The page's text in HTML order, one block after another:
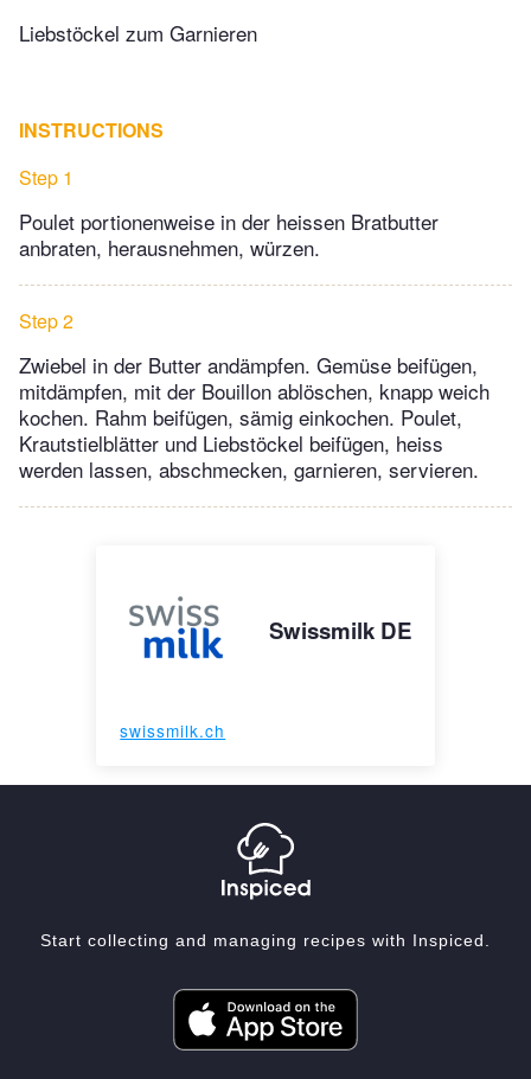
Liebstöckel zum Garnieren
INSTRUCTIONS
Step 1
Poulet portionenweise in der heissen Bratbutter
anbraten, herausnehmen, würzen.
Step 2
Zwiebel in der Butter andämpfen. Gemüse beifügen,
mitdämpfen, mit der Bouillon ablöschen, knapp weich
kochen. Rahm beifügen, sämig einkochen. Poulet,
Krautstielblätter und Liebstöckel beifügen, heiss
werden lassen, abschmecken, garnieren, servieren.
Swissmilk DE
swissmilk.ch
Start collecting and managing recipes with Inspiced.